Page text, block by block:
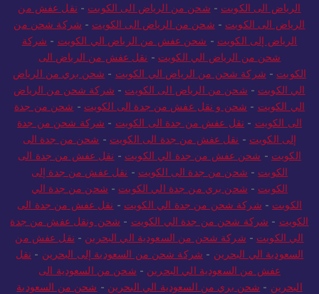
الرياض الى الكويت - شحن من الرياض الى الكويت - نقل عفش من
الرياض الى الكويت - شحن من الرياض الى الكويت - شركة شحن من
الرياض إلى الكويت - شحن عفش من الرياض الي الكويت - شركة
شحن من الرياض الي الكويت - نقل عفش من الرياض الى
الكويت - شركة شحن من الرياض الي الكويت - شحن بري من الرياض
الي الكويت - شحن من الرياض الى الكويت - شركة شحن من الرياض
الي الكويت - شحن و نقل عفش من جدة الى الكويت - شحن من جدة
الى الكويت - نقل عفش من جدة الى الكويت - شركة شحن من جدة
إلى الكويت - نقل عفش من جدة الى الكويت - شحن من جدة الى
الكويت - شحن عفش من جدة الي الكويت - نقل عفش من جدة الى
الكويت - شحن من جدة الى الكويت - نقل عفش من جدة إلى
الكويت - شحن بري من جدة الي الكويت - شحن من جدة الي
الكويت - شركة شحن من جدة الي الكويت - نقل عفش من جدة الى
الكويت - شركة شحن من جدة الي الكويت - شحن ونقل عفش من جدة
الي الكويت - شركة شحن من السعودية الي البحرين - نقل عفش من
السعودية الي البحرين - شركة شحن من السعودية إلى البحرين - نقل
عفش من السعودية الي البحرين - شحن من السعودية الى
البحرين - شحن بري من السعودية الي البحرين - شحن من السعودية